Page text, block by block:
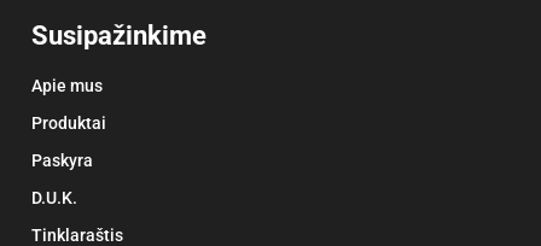
Susipažinkime
Apie mus
Produktai
Paskyra
D.U.K.
Tinklaraštis